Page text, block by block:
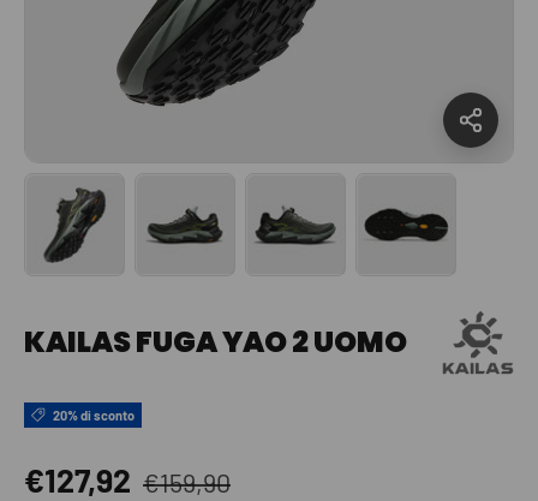
KAILAS FUGA YAO 2 UOMO
20% di sconto
Prezzo di vendita
€127,92 Prezzo normale
€159,90